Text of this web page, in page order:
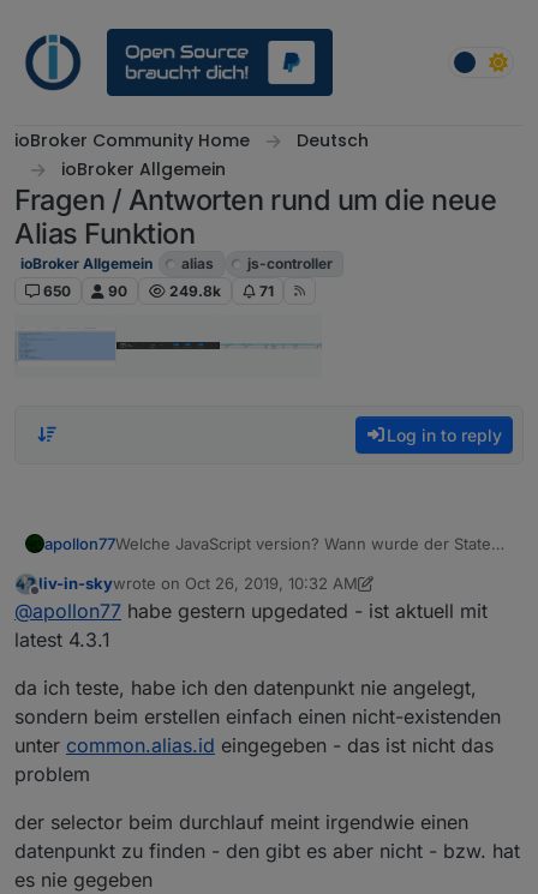
ioBroker Community Home
Deutsch
ioBroker Allgemein
Fragen / Antworten rund um die neue
Alias Funktion
ioBroker Allgemein alias
js-controller
650
90 249.8k 71
Log in to reply
apollon77Welche JavaScript version? Wann wurde der State
bug das ggf neue oder gelöschte Objekte nicht
bekannt waren. Oder noch bekannt waren.
Offline
liv-in-skywrote on Oct 26, 2019, 10:32 AM
last edited by liv-in-sky Oct 26, 2019, 12:34 PM
@apollon77 habe gestern upgedated - ist aktuell mit
latest 4.3.1
da ich teste, habe ich den datenpunkt nie angelegt,
sondern beim erstellen einfach einen nicht-existenden
unter common.alias.id eingegeben - das ist nicht das
problem
der selector beim durchlauf meint irgendwie einen
datenpunkt zu finden - den gibt es aber nicht - bzw. hat
es nie gegeben